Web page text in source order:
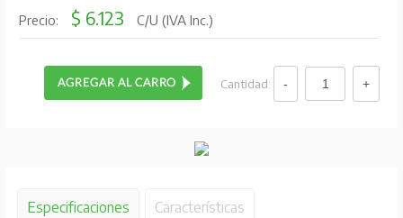
Precio: $ 6.123 C/U (IVA Inc.)
Cantidad:
Especificaciones Características